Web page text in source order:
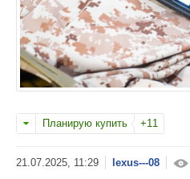
Планирую купить +11
lexus---08